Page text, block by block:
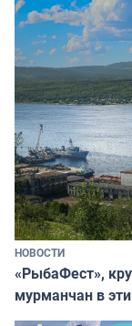
НОВОСТИ
«РыбаФест»,
мурманчан в